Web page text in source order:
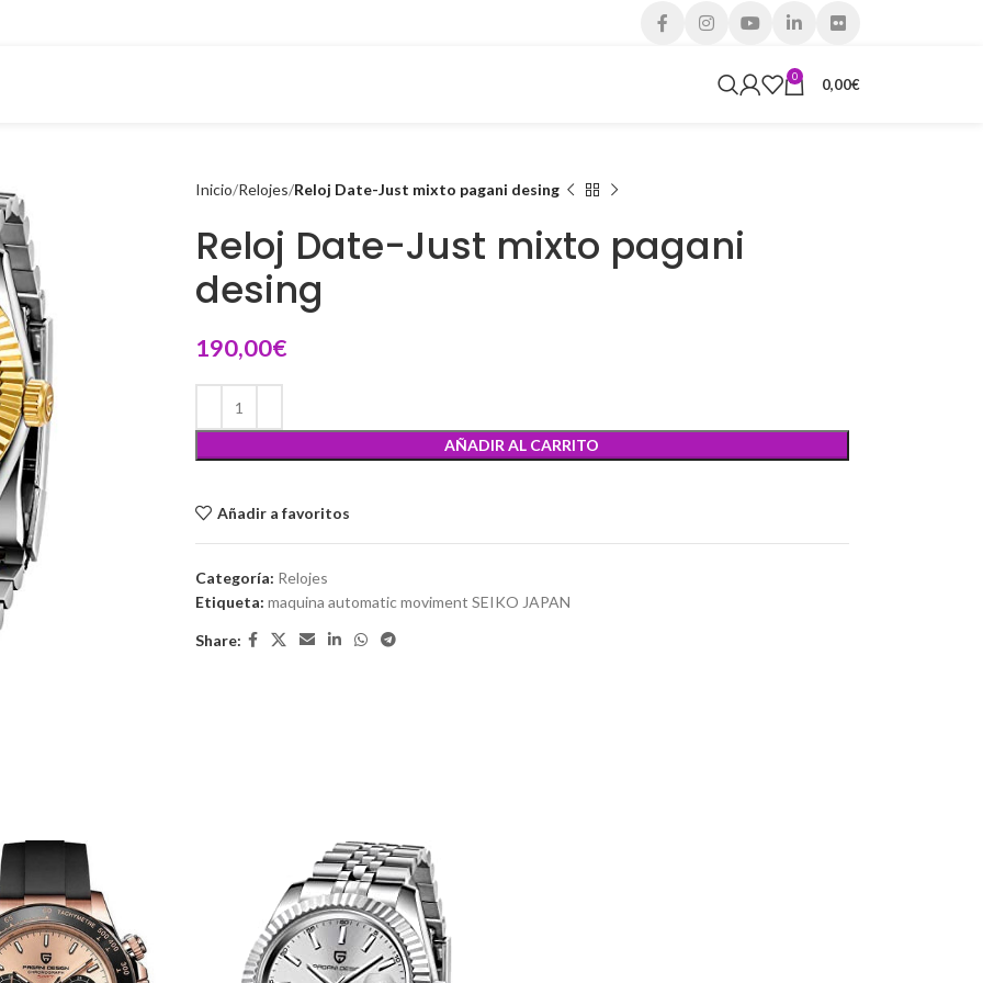
0 0,00€
Inicio Relojes Reloj Date-Just mixto pagani desing
Reloj Date-Just mixto pagani
desing
€
AÑADIR AL CARRITO
Añadir a favoritos
Categoría: Relojes
Etiqueta: maquina automatic moviment SEIKO JAPAN
Share: